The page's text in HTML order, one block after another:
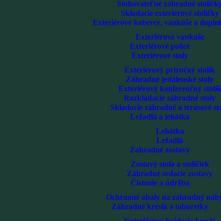
Stohovateľné záhradné
Skladacie exteriérové stoličky
Exteriérové koberce, vankúše a
Exteriérové vankúše
Exteriérové police
Exteriérové stoly
Exteriérový príručný stolík
Záhradné jedálenské stoly
Exteriérový konferenčný stolík
Rozkladacie záhradné stoly
Skladacie záhradné a terasové
Ležadlá a lehátka
Lehátka
Ležadlá
Záhradné zostavy
Zostavy stola a stoličiek
Záhradné sedacie zostavy
Čistenie a údržba
Ochranné obaly na záhradný
Záhradné kreslá a taburetky